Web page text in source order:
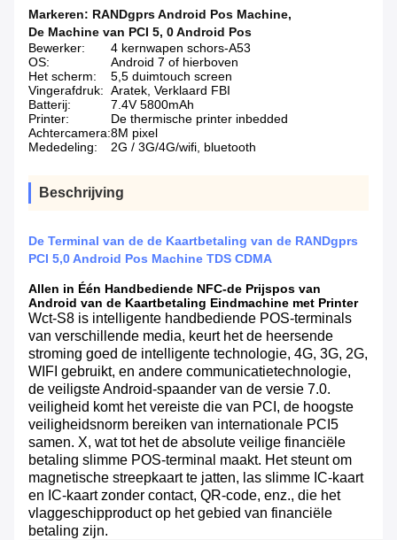
Markeren: RANDgprs Android Pos Machine,
De Machine van PCI 5, 0 Android Pos
Bewerker:
4 kernwapen schors-A53
OS:
Android 7 of hierboven
Het scherm:
5,5 duimtouch screen
Vingerafdruk: Aratek, Verklaard FBI
Batterij:
7.4V 5800mAh
Printer:
De thermische printer inbedded
Achtercamera:8M pixel
Mededeling:
2G / 3G/4G/wifi, bluetooth
Beschrijving
De Terminal van de de Kaartbetaling van de RANDgprs
PCI 5,0 Android Pos Machine TDS CDMA
Allen in Één Handbediende NFC-de Prijspos van
Android van de Kaartbetaling Eindmachine met Printer
Wct-S8 is intelligente handbediende POS-terminals
van verschillende media, keurt het de heersende
stroming goed de intelligente technologie, 4G, 3G, 2G,
WIFI gebruikt, en andere communicatietechnologie,
de veiligste Android-spaander van de versie 7.0.
veiligheid komt het vereiste die van PCI, de hoogste
veiligheidsnorm bereiken van internationale PCI5
samen. X, wat tot het de absolute veilige financiële
betaling slimme POS-terminal maakt. Het steunt om
magnetische streepkaart te jatten, las slimme IC-kaart
en IC-kaart zonder contact, QR-code, enz., die het
vlaggeschipproduct op het gebied van financiële
betaling zijn.